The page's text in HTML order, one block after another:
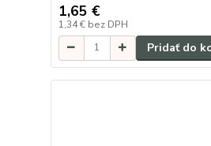
1,65 €
1,34 € bez DPH
Pridať do